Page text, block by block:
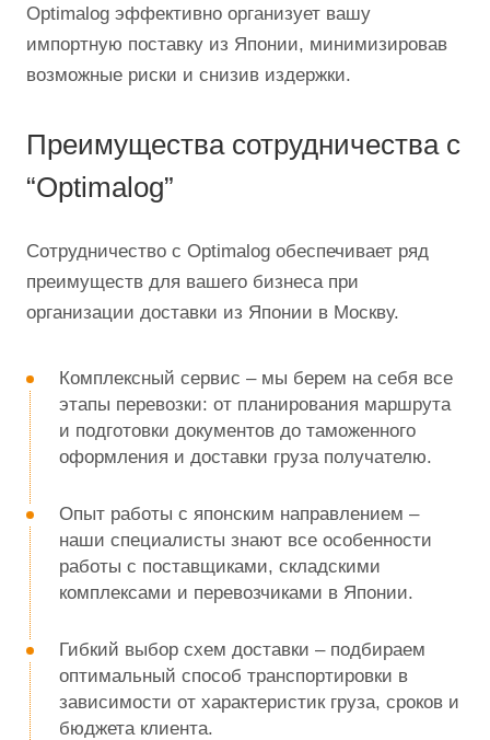
Optimalog эффективно организует вашу
импортную поставку из Японии, минимизировав
возможные риски и снизив издержки.
Преимущества сотрудничества с
“Optimalog”
Сотрудничество с Optimalog обеспечивает ряд
преимуществ для вашего бизнеса при
организации доставки из Японии в Москву.
Комплексный сервис – мы берем на себя все
этапы перевозки: от планирования маршрута
и подготовки документов до таможенного
оформления и доставки груза получателю.
Опыт работы с японским направлением –
наши специалисты знают все особенности
работы с поставщиками, складскими
комплексами и перевозчиками в Японии.
Гибкий выбор схем доставки – подбираем
оптимальный способ транспортировки в
зависимости от характеристик груза, сроков и
бюджета клиента.